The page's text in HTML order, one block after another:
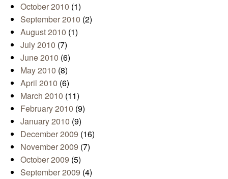
October 2010 (1)
September 2010 (2)
August 2010 (1)
July 2010 (7)
June 2010 (6)
May 2010 (8)
April 2010 (6)
March 2010 (11)
February 2010 (9)
January 2010 (9)
December 2009 (16)
November 2009 (7)
October 2009 (5)
September 2009 (4)